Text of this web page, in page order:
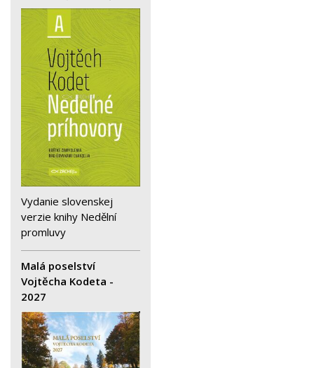
Vydanie slovenskej
verzie knihy Nedělní
promluvy
Malá poselství
Vojtěcha Kodeta -
2027